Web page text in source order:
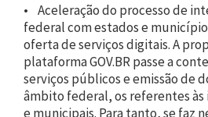
• Aceleração do processo de
federal com estados e
oferta de serviços digitais. A
plataforma GOV.BR passe a
serviços públicos e emissão de
âmbito federal, os referentes às
e municipais. Para tanto, se faz